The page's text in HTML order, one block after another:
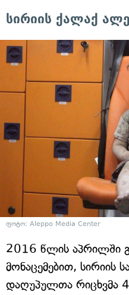
სირიის ქალაქ
ფოტო: Aleppo Media Center
2016 წლის აპრილში
მონაცემებით, სირიის
დაღუპულთა რიცხვმა